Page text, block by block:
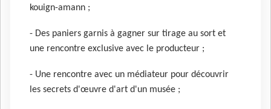
kouign-amann ;
- Des paniers garnis à gagner sur tirage au sort et
une rencontre exclusive avec le producteur ;
- Une rencontre avec un médiateur pour découvrir
les secrets d'œuvre d'art d'un musée ;